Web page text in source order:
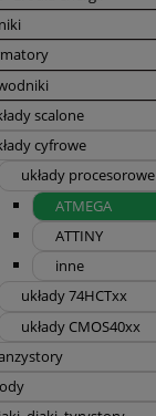
scalone
cyfrowe
układy procesorowe
ATMEGA
ATTINY
inne
układy 74HCTxx
układy CMOS40xx